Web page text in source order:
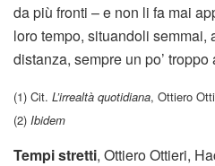
da più fronti – e non li fa mai
loro tempo, situandoli semmai,
distanza, sempre un po’ troppo
(1) Cit. L’irrealtà quotidiana, Ottiero
(2) Ibidem
Tempi stretti, Ottiero Ottieri,